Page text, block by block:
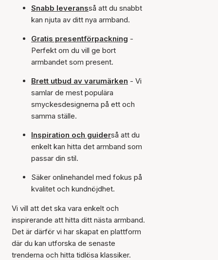
Snabb leveransså att du snabbt
kan njuta av ditt nya armband.
Gratis presentförpackning -
Perfekt om du vill ge bort
armbandet som present.
Brett utbud av varumärken - Vi
samlar de mest populära
smyckesdesignerna på ett och
samma ställe.
Inspiration och guiderså att du
enkelt kan hitta det armband som
passar din stil.
Säker onlinehandel med fokus på
kvalitet och kundnöjdhet.
Vi vill att det ska vara enkelt och
inspirerande att hitta ditt nästa armband.
Det är därför vi har skapat en plattform
där du kan utforska de senaste
trenderna och hitta tidlösa klassiker.